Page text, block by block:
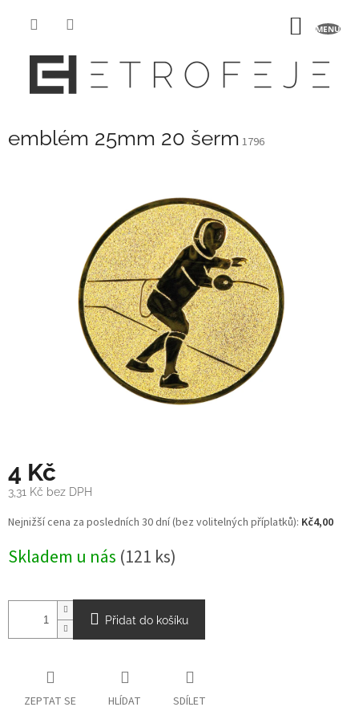
emblém 25mm 20 šerm 1796
4 Kč
3,31 Kč bez DPH
Měrná
cena:
Nejnižší cena za posledních 30 dní (bez volitelných příplatků): Kč4,00
Skladem u nás (121 ks)
Přidat do košíku
ZEPTAT SE HLÍDAT SDÍLET